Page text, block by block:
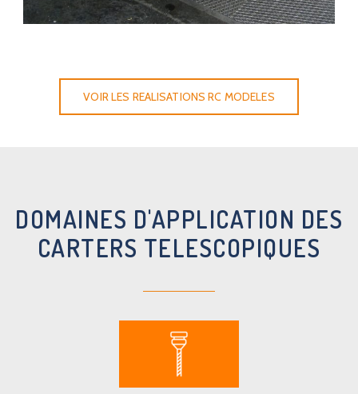
VOIR LES REALISATIONS RC MODELES
DOMAINES D'APPLICATION DES
CARTERS TELESCOPIQUES